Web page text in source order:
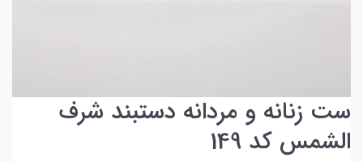
ست زنانه و مردانه دستبند شرف
الشمس کد 149